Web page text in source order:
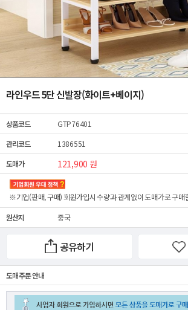
라인우드 5단 신발장(화이트+베이지)
상품코드
GTP76401
관리코드
1386551
도매가
121,900 원
※기업(판매, 구매) 회원가입시 수량과 관계없이도매가로 구매
원산지 중국
공유하기
도매 주문 안내